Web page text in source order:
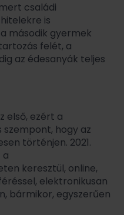
családi
is
második gyermek
felét, a
az édesanyák teljes
első, ezért a
hogy az
történjen. 2021.
a
keresztül, online,
elektronikusan
bármikor, egyszerűen